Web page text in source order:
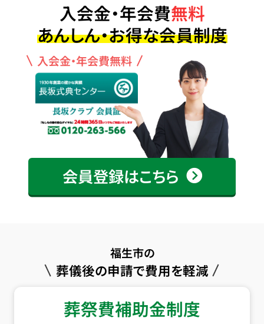
入会金・年会費無料
あんしん・お得な会員制度
入会金・年会費無料
会員登録はこちら
福生市の
葬儀後の申請で費用を軽減
葬祭費補助金制度